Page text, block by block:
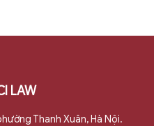
LAW
Thanh Xuân, Hà Nội.